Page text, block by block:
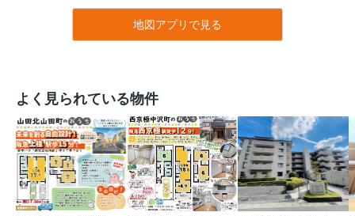
地図アプリで見る
よく見られている物件